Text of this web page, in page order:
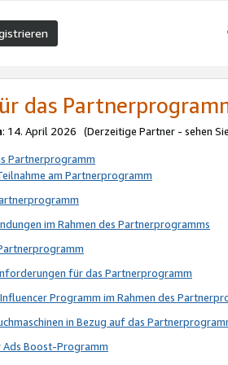
das
: 14. April 2026 (Derzeitige Partner - sehen Sie
Partnerprogramm
am Partnerprogramm
im Rahmen des Partnerprogramms
für das Partnerprogramm
Programm im Rahmen des
in Bezug auf das
Boost-Programm